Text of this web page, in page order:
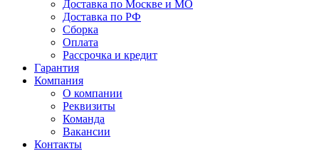
Доставка по Москве и МО
Доставка по РФ
Сборка
Оплата
Рассрочка и кредит
Гарантия
Компания
О компании
Реквизиты
Команда
Вакансии
Контакты